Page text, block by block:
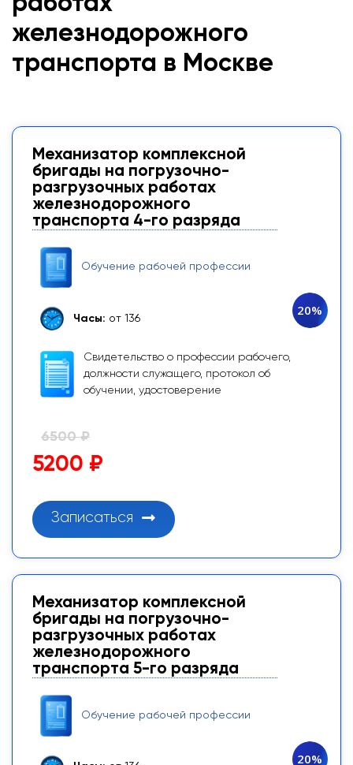
железнодорожного
транспорта в Москве
Механизатор комплексной
бригады на погрузочно-
разгрузочных работах
железнодорожного
транспорта 4-го разряда
Обучение рабочей профессии
Часы: от 136
Свидетельство о профессии рабочего,
должности служащего, протокол об
обучении, удостоверение
20%
6500 ₽
5200 ₽
Записаться
Механизатор комплексной
бригады на погрузочно-
разгрузочных работах
железнодорожного
транспорта 5-го разряда
Обучение рабочей профессии
20%